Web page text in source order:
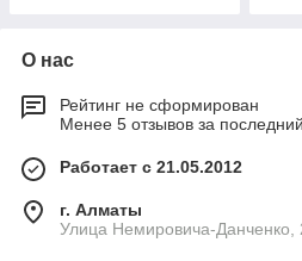
О нас
Рейтинг не сформирован
Менее 5 отзывов за
Работает с 21.05.2012
г. Алматы
Улица Немировича-Данченко,